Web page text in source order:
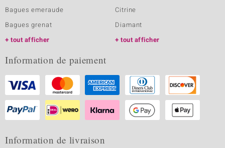
Bagues emeraude
Bagues grenat
tout afficher
Citrine
Diamant
tout afficher
Information de paiement
Information de livraison